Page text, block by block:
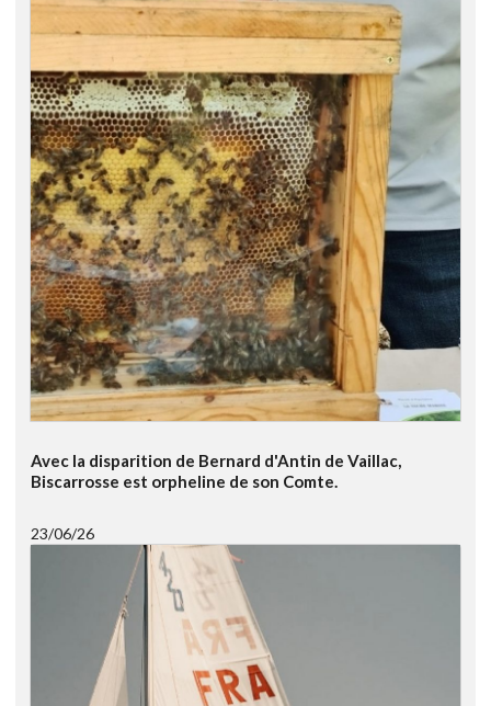
Avec la disparition de Bernard d'Antin de Vaillac,
Biscarrosse est orpheline de son Comte.
23/06/26